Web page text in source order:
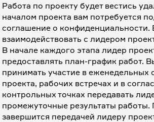
Работа по проекту будет вестись
началом проекта вам потребуется
соглашение о конфиденциальности.
взаимодействовать с лидером
В начале каждого этапа лидер
предоставлять план-график работ.
принимать участие в еженедельных
проекта, рабочих встречах и в
контрольных точках передавать
промежуточные результаты работы.
завершится передачей лидеру